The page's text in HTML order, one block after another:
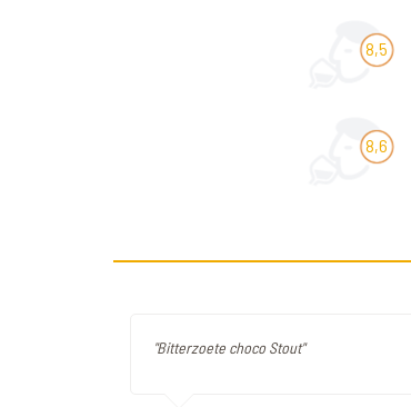
8,5
8,6
"Bitterzoete choco Stout"